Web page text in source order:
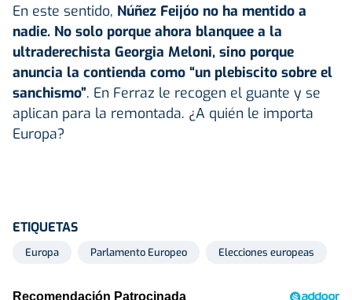
En este sentido, Núñez Feijóo no ha mentido a
nadie. No solo porque ahora blanquee a la
ultraderechista Georgia Meloni, sino porque
anuncia la contienda como “un plebiscito sobre el
sanchismo”. En Ferraz le recogen el guante y se
aplican para la remontada. ¿A quién le importa
Europa?
ETIQUETAS
Europa Parlamento Europeo Elecciones europeas